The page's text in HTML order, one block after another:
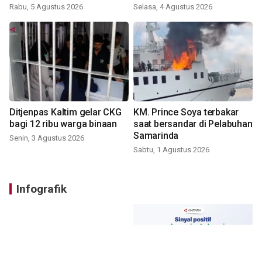
Rabu, 5 Agustus 2026 Selasa, 4 Agustus 2026
Ditjenpas Kaltim gelar CKG
bagi 12 ribu warga binaan
Senin, 3 Agustus 2026
KM. Prince Soya terbakar
saat bersandar di Pelabuhan
Samarinda
Sabtu, 1 Agustus 2026
Infografik